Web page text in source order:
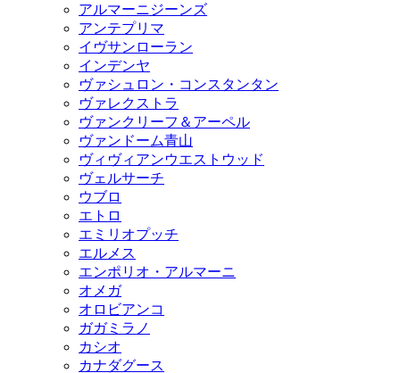
アルマーニジーンズ
アンテプリマ
イヴサンローラン
インデンヤ
ヴァシュロン・コンスタンタン
ヴァレクストラ
ヴァンクリーフ＆アーペル
ヴァンドーム青山
ヴィヴィアンウエストウッド
ヴェルサーチ
ウブロ
エトロ
エミリオプッチ
エルメス
エンポリオ・アルマーニ
オメガ
オロビアンコ
ガガミラノ
カシオ
カナダグース